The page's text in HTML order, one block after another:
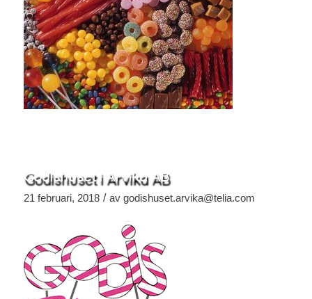
Godishuset i Arvika AB
21 februari, 2018 / av godishuset.arvika@telia.com